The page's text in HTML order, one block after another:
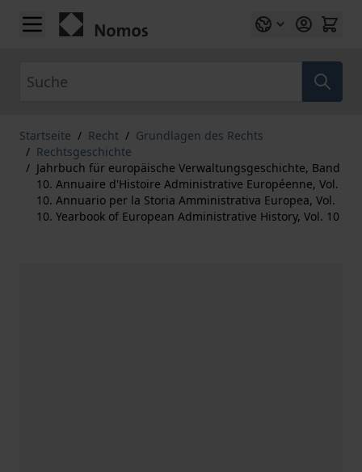
Zum Inhalt springen
Startseite / Recht / Grundlagen des Rechts
/ Rechtsgeschichte
/ Jahrbuch für europäische Verwaltungsgeschichte, Band
10. Annuaire d'Histoire Administrative Européenne, Vol.
10. Annuario per la Storia Amministrativa Europea, Vol.
10. Yearbook of European Administrative History, Vol. 10